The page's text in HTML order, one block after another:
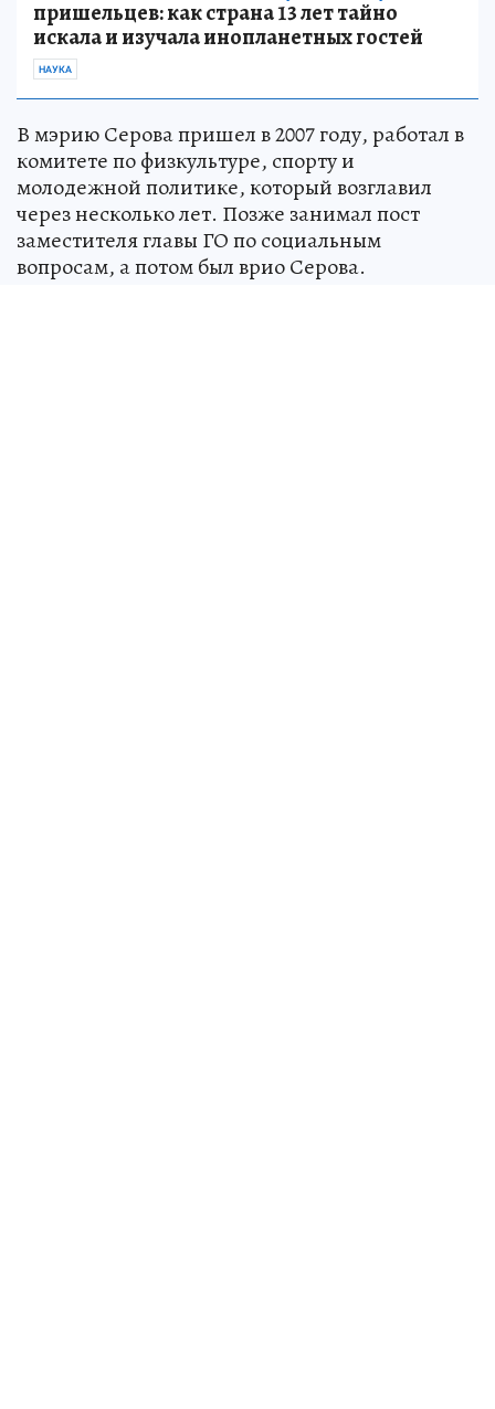
пришельцев: как страна 13 лет тайно
искала и изучала инопланетных гостей
НАУКА
В мэрию Серова пришел в 2007 году, работал в
комитете по физкультуре, спорту и
молодежной политике, который возглавил
через несколько лет. Позже занимал пост
заместителя главы ГО по социальным
вопросам, а потом был врио Серова.